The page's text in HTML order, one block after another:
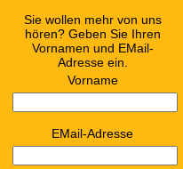
Sie wollen mehr von uns
hören? Geben Sie Ihren
Vornamen und EMail-
Adresse ein.
Vorname
EMail-Adresse